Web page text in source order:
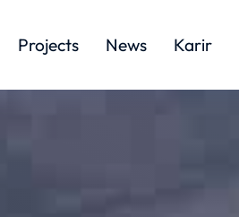
Projects News Karir